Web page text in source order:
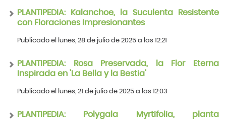
PLANTIPEDIA: Kalanchoe, la Suculenta Resistente
con Floraciones Impresionantes
Publicado el lunes, 28 de julio de 2025 a las 12:21
PLANTIPEDIA: Rosa Preservada, la Flor Eterna
Inspirada en 'La Bella y la Bestia'
Publicado el lunes, 21 de julio de 2025 a las 12:03
PLANTIPEDIA: Polygala Myrtifolia, planta